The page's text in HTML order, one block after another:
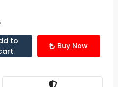
to
Buy Now